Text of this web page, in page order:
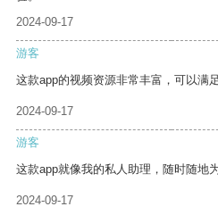
2024-09-17
游客
这款app的视频资源非常丰富，可以满
2024-09-17
游客
这款app就像我的私人助理，随时随地
2024-09-17